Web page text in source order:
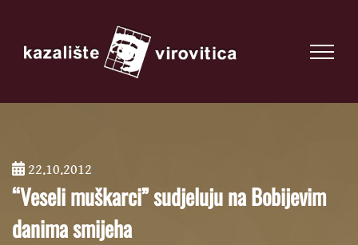
22.10.2012;
“Veseli muškarci” sudjeluju na Bobijevim
danima smijeha